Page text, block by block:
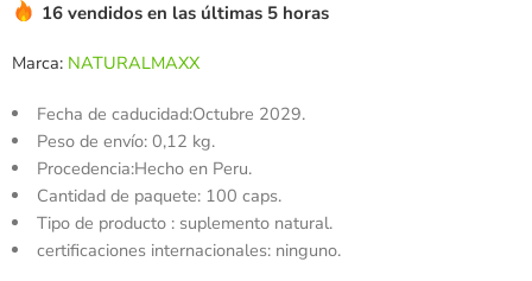
16 vendidos en las últimas 5 horas
Marca: NATURALMAXX
Fecha de caducidad:Octubre 2029.
Peso de envío: 0,12 kg.
Procedencia:Hecho en Peru.
Cantidad de paquete: 100 caps.
Tipo de producto : suplemento natural.
certificaciones internacionales: ninguno.